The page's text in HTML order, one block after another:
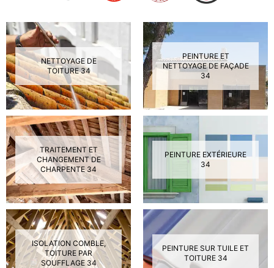
NETTOYAGE DE
TOITURE 34
PEINTURE ET
NETTOYAGE DE FAÇADE
34
TRAITEMENT ET
CHANGEMENT DE
CHARPENTE 34
PEINTURE EXTÉRIEURE
34
ISOLATION COMBLE,
TOITURE PAR
SOUFFLAGE 34
PEINTURE SUR TUILE ET
TOITURE 34